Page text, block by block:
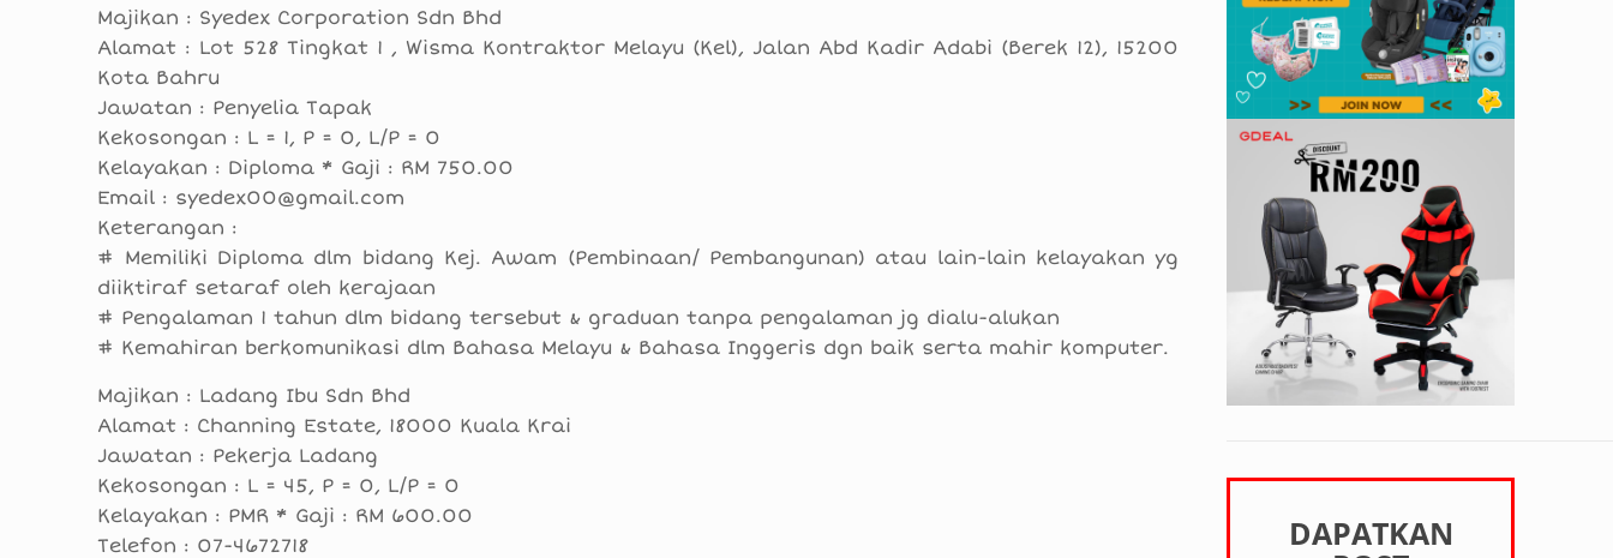
Majikan : Syedex Corporation Sdn Bhd
Alamat : Lot 528 Tingkat 1 , Wisma Kontraktor Melayu (Kel), Jalan Abd Kadir Adabi (Berek 12), 15200
Kota Bahru
Jawatan : Penyelia Tapak
Kekosongan : L = 1, P = 0, L/P = 0
Kelayakan : Diploma * Gaji : RM 750.00
Email : syedex00@gmail.com
Keterangan :
# Memiliki Diploma dlm bidang Kej. Awam (Pembinaan/ Pembangunan) atau lain-lain kelayakan yg
diiktiraf setaraf oleh kerajaan
# Pengalaman 1 tahun dlm bidang tersebut & graduan tanpa pengalaman jg dialu-alukan
# Kemahiran berkomunikasi dlm Bahasa Melayu & Bahasa Inggeris dgn baik serta mahir komputer.
Majikan : Ladang Ibu Sdn Bhd
Alamat : Channing Estate, 18000 Kuala Krai
Jawatan : Pekerja Ladang
Kekosongan : L = 45, P = 0, L/P = 0
Kelayakan : PMR * Gaji : RM 600.00
Telefon : 07-4672718
DAPATKAN